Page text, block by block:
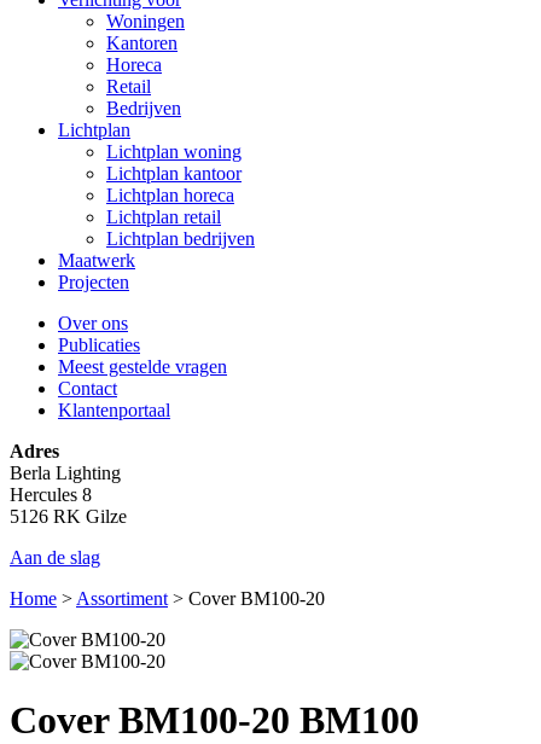
Woningen
Kantoren
Horeca
Retail
Bedrijven
Lichtplan
Lichtplan woning
Lichtplan kantoor
Lichtplan horeca
Lichtplan retail
Lichtplan bedrijven
Maatwerk
Projecten
Over ons
Publicaties
Meest gestelde vragen
Contact
Klantenportaal
Adres
Berla Lighting
Hercules 8
5126 RK Gilze
Aan de slag
Home > Assortiment > Cover BM100-20
Cover BM100-20 BM100